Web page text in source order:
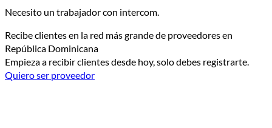
Necesito un trabajador con intercom.
Recibe clientes en la red más grande de proveedores en
República Dominicana
Empieza a recibir clientes desde hoy, solo debes registrarte.
Quiero ser proveedor